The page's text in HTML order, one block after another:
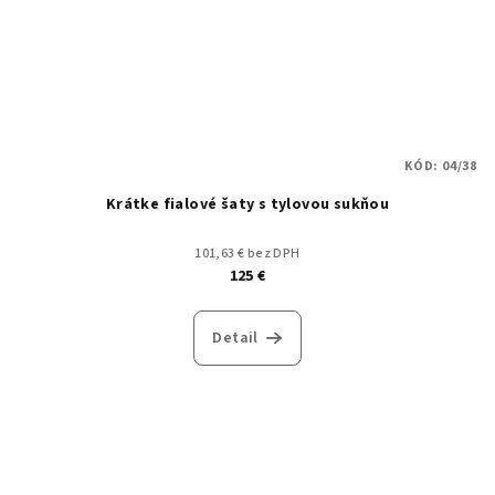
Krátke fialové šaty s tylovou sukňou
101,63 € bez DPH
125 €
Detail
KÓD: 04/38